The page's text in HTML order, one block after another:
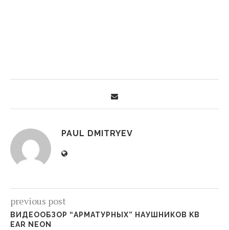
PAUL DMITRYEV
previous post
ВИДЕООБЗОР “АРМАТУРНЫХ” НАУШНИКОВ KB
EAR NEON